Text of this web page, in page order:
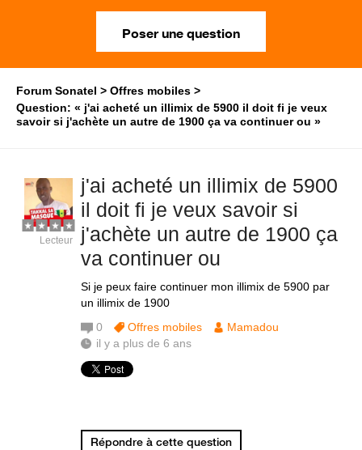
Poser une question
Forum Sonatel
Offres mobiles
Question: « j'ai acheté un illimix de 5900 il doit fi je veux
savoir si j'achète un autre de 1900 ça va continuer ou »
j'ai acheté un illimix de 5900
il doit fi je veux savoir si
j'achète un autre de 1900 ça
va continuer ou
Si je peux faire continuer mon illimix de 5900 par
un illimix de 1900
Lecteur
0 Offres mobiles
Mamadou
il y a plus de 6 ans
Répondre à cette question